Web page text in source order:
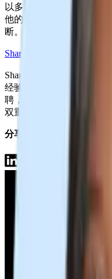
以多元化招聘和社交媒体
他的创新方法展示了技术
断。
Sharon Reid（8K 关注者）
Sharon Reid 是
经验和12年的招聘经验。
聘，从入门级到高管级职
双重背景，使她能够在整
分享此活动